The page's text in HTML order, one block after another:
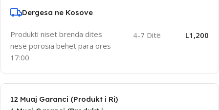
Dergesa ne Kosove
Produkti niset brenda dites
nese porosia behet para ores
17:00
4-7 Ditë L1,200
12 Muaj Garanci (Produkt i Ri)